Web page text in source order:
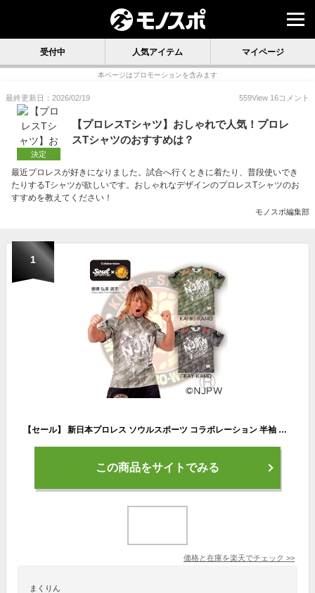
受付中 人気アイテム マイページ
本ページはプロモーションを含みます
最終更新日：2026/02/19 559View 16コメント
決定
【プロレスTシャツ】おしゃれで人気！プロレ
スTシャツのおすすめは？
最近プロレスが好きになりました。試合へ行くときに着たり、普段使いでき
たりするTシャツが欲しいです。おしゃれなデザインのプロレスTシャツのお
すすめを教えてください！
モノスポ編集部
1
【セール】 新日本プロレス ソウルスポーツ コラボレーション 半袖 メンズ ドライTシャツ カモフラ スポーツ ファッション 筋トレ トレーニング ジョギング マラソン 速乾 カーキカモ / グレーカモ 全2色
この商品をサイトでみる
価格と在庫を楽天でチェック >>
まくりん